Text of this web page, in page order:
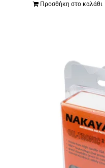
Προσθήκη στο καλάθι